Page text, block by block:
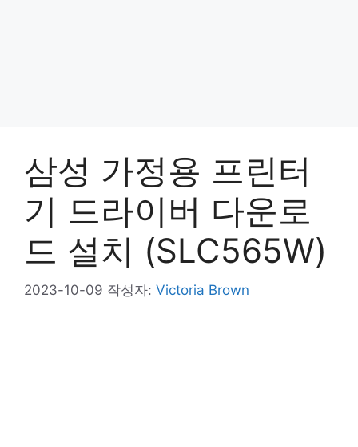
삼성 가정용 프린터
기 드라이버 다운로
드 설치 (SLC565W)
2023-10-09 작성자: Victoria Brown